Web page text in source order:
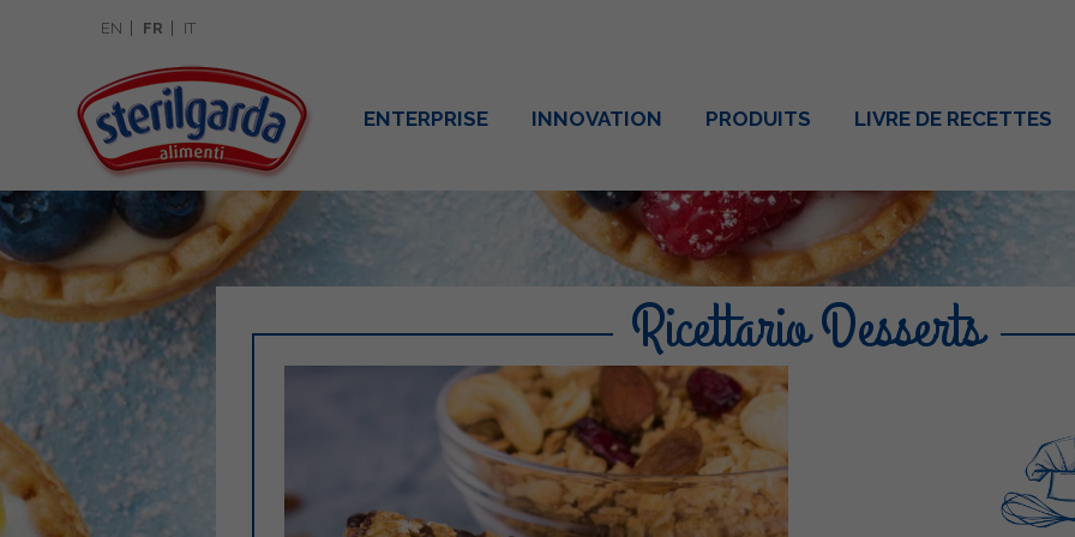
EN FR IT
ENTERPRISE INNOVATION PRODUITS LIVRE DE RECETTES
Ricettario Desserts